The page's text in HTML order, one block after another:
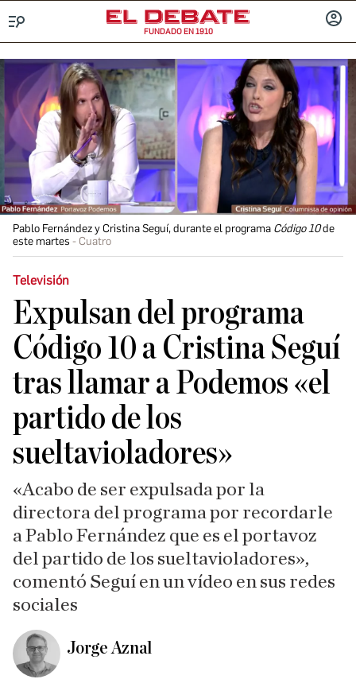
FUNDADO EN 1910
Pablo Fernández y Cristina Seguí, durante el programa Código 10de
este martes
Cuatro
Televisión
Expulsan del programa
Código 10 a Cristina Seguí
tras llamar a Podemos «el
partido de los
sueltavioladores»
«Acabo de ser expulsada por la
directora del programa por recordarle
a Pablo Fernández que es el portavoz
del partido de los sueltavioladores»,
comentó Seguí en un vídeo en sus redes
sociales
Jorge Aznal